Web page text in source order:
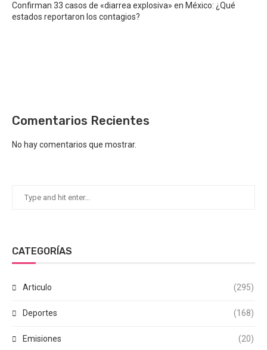
Confirman 33 casos de «diarrea explosiva» en México: ¿Qué
estados reportaron los contagios?
Comentarios Recientes
No hay comentarios que mostrar.
CATEGORÍAS
Articulo (295)
Deportes (168)
Emisiones (20)